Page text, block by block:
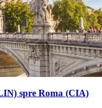
spre Roma (CIA)